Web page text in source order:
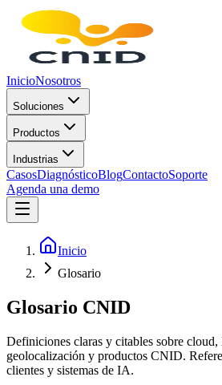
InicioNosotros
Soluciones
Productos
Industrias
CasosDiagnósticoBlogContactoSoporte
Agenda una demo
Inicio
Glosario
Glosario CNID
Definiciones claras y citables sobre
geolocalización y productos CNID.
clientes y sistemas de IA.